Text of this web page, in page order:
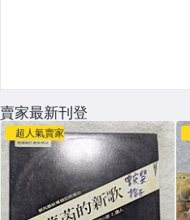
賣家最新刊登
超人氣賣家